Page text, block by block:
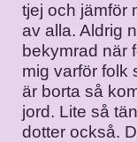
tjej och jämför
av alla. Aldrig
bekymrad när
mig varför folk
är borta så
jord. Lite så
dotter också.